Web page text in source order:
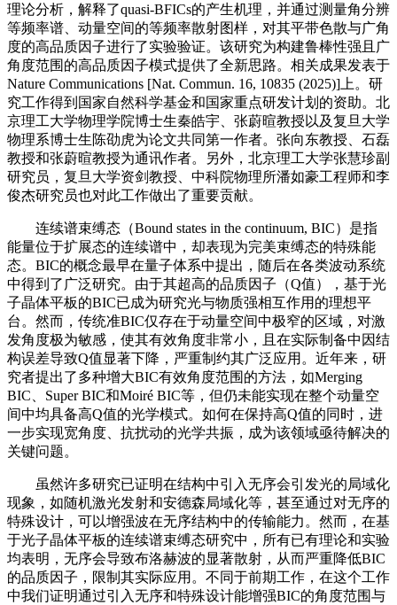
理论分析，解释了quasi-BFICs的产生机理，并通过测量角分辨
等频率谱、动量空间的等频率散射图样，对其平带色散与广角
度的高品质因子进行了实验验证。该研究为构建鲁棒性强且广
角度范围的高品质因子模式提供了全新思路。相关成果发表于
Nature Communications [Nat. Commun. 16, 10835 (2025)]上。研
究工作得到国家自然科学基金和国家重点研发计划的资助。北
京理工大学物理学院博士生秦皓宇、张蔚暄教授以及复旦大学
物理系博士生陈劭虎为论文共同第一作者。张向东教授、石磊
教授和张蔚暄教授为通讯作者。另外，北京理工大学张慧珍副
研究员，复旦大学资剑教授、中科院物理所潘如豪工程师和李
俊杰研究员也对此工作做出了重要贡献。
连续谱束缚态（Bound states in the continuum, BIC）是指
能量位于扩展态的连续谱中，却表现为完美束缚态的特殊能
态。BIC的概念最早在量子体系中提出，随后在各类波动系统
中得到了广泛研究。由于其超高的品质因子（Q值），基于光
子晶体平板的BIC已成为研究光与物质强相互作用的理想平
台。然而，传统准BIC仅存在于动量空间中极窄的区域，对激
发角度极为敏感，使其有效角度非常小，且在实际制备中因结
构误差导致Q值显著下降，严重制约其广泛应用。近年来，研
究者提出了多种增大BIC有效角度范围的方法，如Merging
BIC、Super BIC和Moiré BIC等，但仍未能实现在整个动量空
间中均具备高Q值的光学模式。如何在保持高Q值的同时，进
一步实现宽角度、抗扰动的光学共振，成为该领域亟待解决的
关键问题。
虽然许多研究已证明在结构中引入无序会引发光的局域化
现象，如随机激光发射和安德森局域化等，甚至通过对无序的
特殊设计，可以增强波在无序结构中的传输能力。然而，在基
于光子晶体平板的连续谱束缚态研究中，所有已有理论和实验
均表明，无序会导致布洛赫波的显著散射，从而严重降低BIC
的品质因子，限制其实际应用。不同于前期工作，在这个工作
中我们证明通过引入无序和特殊设计能增强BIC的角度范围与